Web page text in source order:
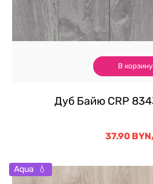
В корзину
Дуб Байю CRP
37.90 BYN
Aqua